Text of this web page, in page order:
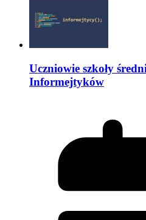
Uczniowie szkoły
Informejtyków